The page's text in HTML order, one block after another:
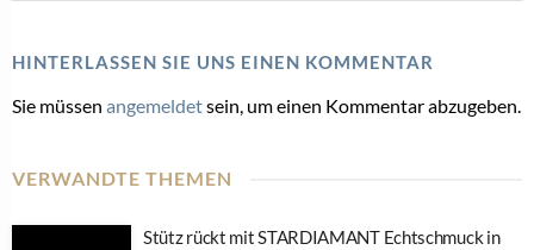
HINTERLASSEN SIE UNS EINEN KOMMENTAR
Sie müssen angemeldetsein, um einen Kommentar abzugeben.
VERWANDTE THEMEN
Stütz rückt mit STARDIAMANT Echtschmuck in